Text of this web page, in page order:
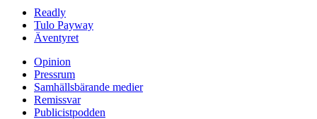
Readly
Tulo Payway
Äventyret
Opinion
Pressrum
Samhällsbärande medier
Remissvar
Publicistpodden